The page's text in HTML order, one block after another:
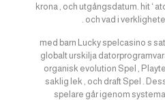
krona , och utgångsdatum. hit ‘
och vad i
med barn Lucky spelcasino s
globalt urskilja
organisk evolution Spel ,
saklig lek , och draft Spel .
spelare går igenom